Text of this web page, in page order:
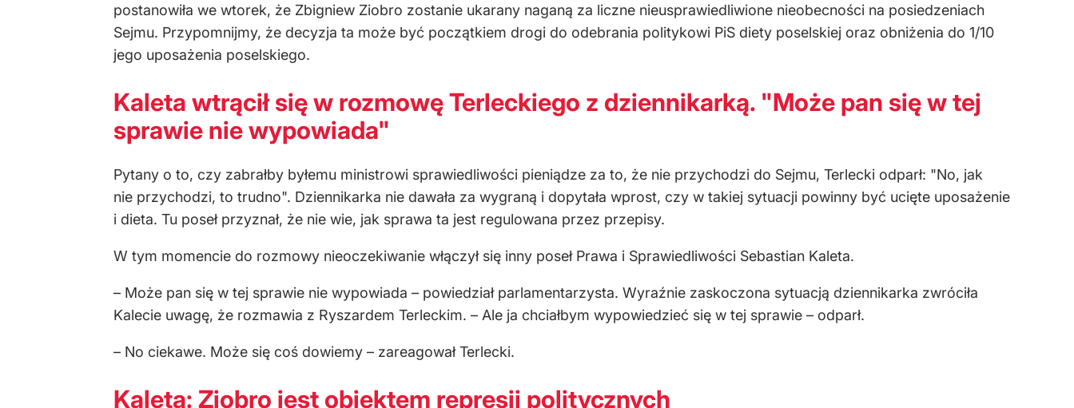
postanowiła we wtorek, że Zbigniew Ziobro zostanie ukarany naganą za liczne nieusprawiedliwione nieobecności na posiedzeniach
Sejmu. Przypomnijmy, że decyzja ta może być początkiem drogi do odebrania politykowi PiS diety poselskiej oraz obniżenia do 1/10
jego uposażenia poselskiego.
Kaleta wtrącił się w rozmowę Terleckiego z dziennikarką. "Może pan się w tej
sprawie nie wypowiada"
Pytany o to, czy zabrałby byłemu ministrowi sprawiedliwości pieniądze za to, że nie przychodzi do Sejmu, Terlecki odparł: "No, jak
nie przychodzi, to trudno". Dziennikarka nie dawała za wygraną i dopytała wprost, czy w takiej sytuacji powinny być ucięte uposażenie
i dieta. Tu poseł przyznał, że nie wie, jak sprawa ta jest regulowana przez przepisy.
W tym momencie do rozmowy nieoczekiwanie włączył się inny poseł Prawa i Sprawiedliwości Sebastian Kaleta.
– Może pan się w tej sprawie nie wypowiada – powiedział parlamentarzysta. Wyraźnie zaskoczona sytuacją dziennikarka zwróciła
Kalecie uwagę, że rozmawia z Ryszardem Terleckim. – Ale ja chciałbym wypowiedzieć się w tej sprawie – odparł.
– No ciekawe. Może się coś dowiemy – zareagował Terlecki.
Kaleta: Ziobro jest obiektem represji politycznych